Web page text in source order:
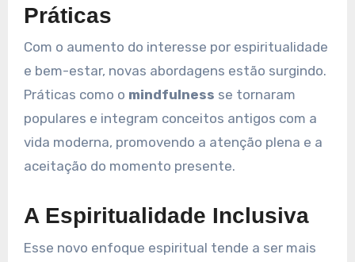
Práticas
Com o aumento do interesse por espiritualidade
e bem-estar, novas abordagens estão surgindo.
Práticas como o mindfulness se tornaram
populares e integram conceitos antigos com a
vida moderna, promovendo a atenção plena e a
aceitação do momento presente.
A Espiritualidade Inclusiva
Esse novo enfoque espiritual tende a ser mais